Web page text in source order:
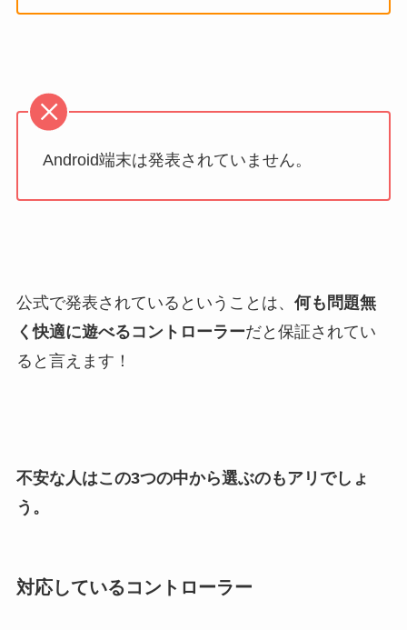
Android端末は発表されていません。
公式で発表されているということは、 何も問題無
く快適に遊べるコントローラーだと保証されてい
ると言えます！
不安な人はこの3つの中から選ぶのもアリでしょ
う。
対応しているコントローラー